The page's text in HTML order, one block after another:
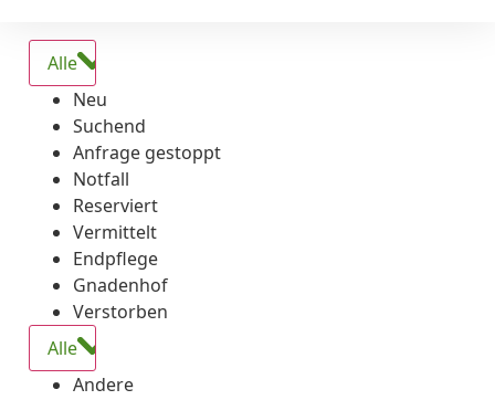
Alle
Neu
Suchend
Anfrage gestoppt
Notfall
Reserviert
Vermittelt
Endpflege
Gnadenhof
Verstorben
Alle
Andere